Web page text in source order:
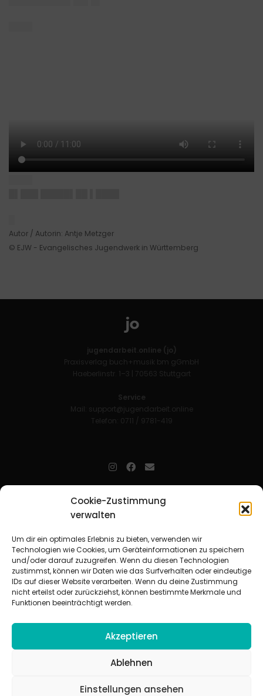
Cookie-Zustimmung
verwalten
Um dir ein optimales Erlebnis zu bieten, verwenden wir
Technologien wie Cookies, um Geräteinformationen zu speichern
und/oder darauf zuzugreifen. Wenn du diesen Technologien
zustimmst, können wir Daten wie das Surfverhalten oder eindeutige
IDs auf dieser Website verarbeiten. Wenn du deine Zustimmung
nicht erteilst oder zurückziehst, können bestimmte Merkmale und
Funktionen beeinträchtigt werden.
Akzeptieren
Ablehnen
Einstellungen ansehen
Autor / Autorin: Antje Metzger
© EJW - Evangelisches Jugendwerk in Württemberg
jugendarbeit.online (jo)
Praxisverlag buch+musik bm gGmbH
Haeberlinstr. 1–3 | 70563 Stuttgart
Service
Mail: support@jugendarbeit.online
Telefon: 0711 / 9781-419
Mitarbeitende in der christlichen Kinder-, Jugend- und jungen
Erwachsenenarbeit. Aufjofindet man unkompliziert und schnell
Beziehungsarbeit.
Beteiligte Verbände
CVJM-Landesverband Bayern e. V. |CVJM-Gesamtverband in
Deutschland e. V.
CVJM-Westbund e. V.|Deutscher Jugendverband „Entschieden für
Christus“ e. V.